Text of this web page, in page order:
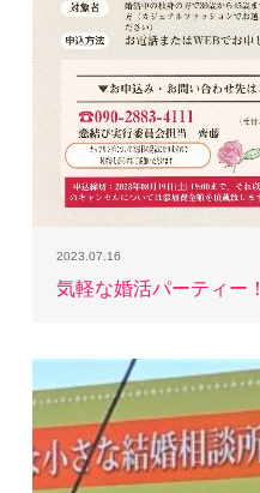
2023.07.16
気軽な婚活パーティー！